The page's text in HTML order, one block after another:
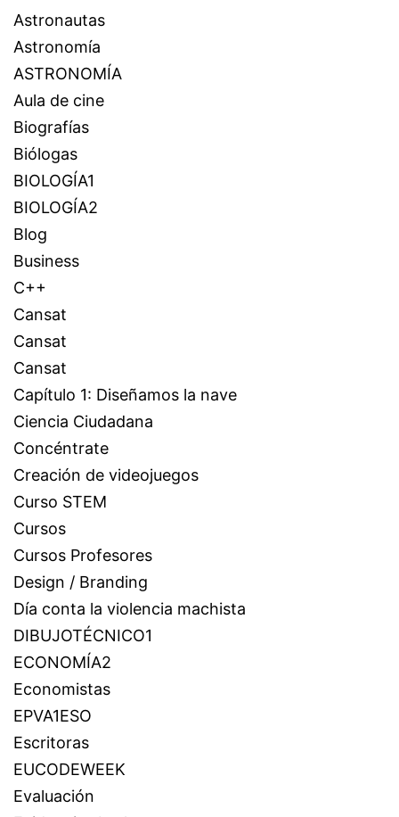
Astronautas
Astronomía
ASTRONOMÍA
Aula de cine
Biografías
Biólogas
BIOLOGÍA1
BIOLOGÍA2
Blog
Business
C++
Cansat
Cansat
Cansat
Capítulo 1: Diseñamos la nave
Ciencia Ciudadana
Concéntrate
Creación de videojuegos
Curso STEM
Cursos
Cursos Profesores
Design / Branding
Día conta la violencia machista
DIBUJOTÉCNICO1
ECONOMÍA2
Economistas
EPVA1ESO
Escritoras
EUCODEWEEK
Evaluación